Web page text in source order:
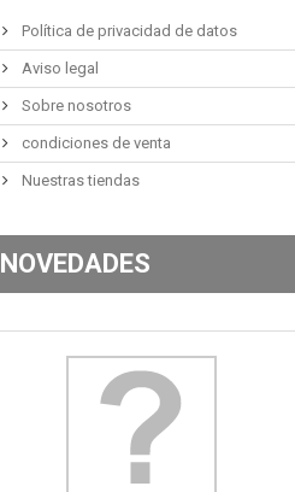
Política de privacidad de datos
Aviso legal
Sobre nosotros
condiciones de venta
Nuestras tiendas
NOVEDADES